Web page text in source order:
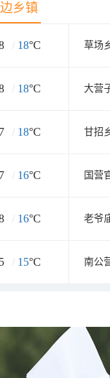
乡镇
/ 18°C 草场
/ 18°C 大营
/ 18°C 甘招
/ 16°C 国营
/ 16°C 老爷
/ 15°C 南公